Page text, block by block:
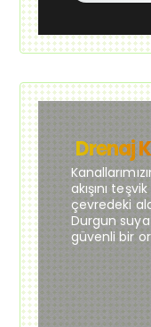
Drenaj
akışını
çevredeki
Durgun
güvenli bir